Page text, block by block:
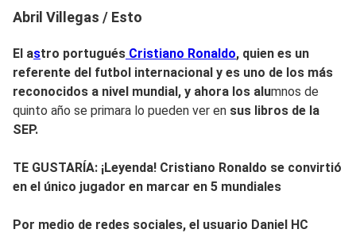
Abril Villegas / Esto
El astro portugués Cristiano Ronaldo, quien es un
referente del futbol internacional y es uno de los más
reconocidos a nivel mundial, y ahora los alumnos de
quinto año se primara lo pueden ver en sus libros de la
SEP.
TE GUSTARÍA: ¡Leyenda! Cristiano Ronaldo se convirtió
en el único jugador en marcar en 5 mundiales
Por medio de redes sociales, el usuario Daniel HC